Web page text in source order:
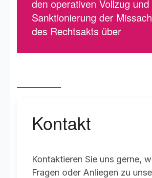
den operativen Vollzug
Sanktionierung der
des Rechtsakts über
Kontakt
Kontaktieren Sie uns gerne,
Fragen oder Anliegen zu